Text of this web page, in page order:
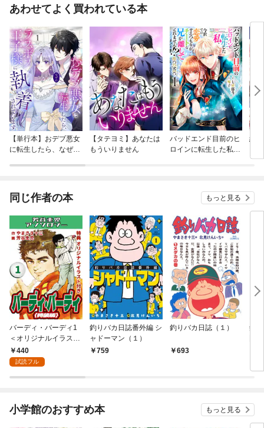
あわせてよく買われている本
【単行本】おデブ悪女
に転生したら、なぜか
【タテヨミ】あなたは
もういりません
バッドエンド目前のヒ
ロインに転生した私、
結
同じ作者の本 もっと見る
バーディ・バーディ1
＜オリジナルイラスト
付き特装版＞・芳谷圭
児アンソロジー
440
試読フル
釣りバカ日誌番外編 シ
ャドーマン（１）
759
釣りバカ日誌（１）
693
釣
小学館のおすすめ本 もっと見る